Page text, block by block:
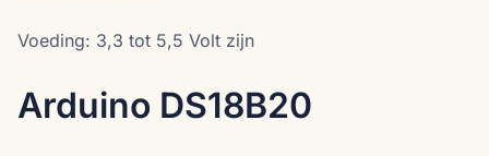
Voeding: 3,3 tot 5,5 Volt zijn
Arduino DS18B20